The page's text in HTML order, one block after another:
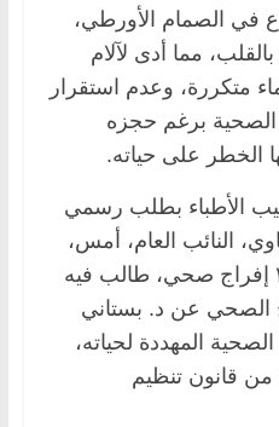
في الصمام الأورطي،
مما أدى لآلام
متكررة، وعدم استقرار
الصحية برغم حجزه
الخطر على حياته.
الأطباء بطلب رسمي
النائب العام، أمس،
قيد برقم ١١٠ لسنة ٢٠٢٣ إفراج صحي، طالب فيه
الصحي عن د. بستاني
المهددة لحياته،
استناداً إلى نص المادة ٣٦ من قانون تنظيم